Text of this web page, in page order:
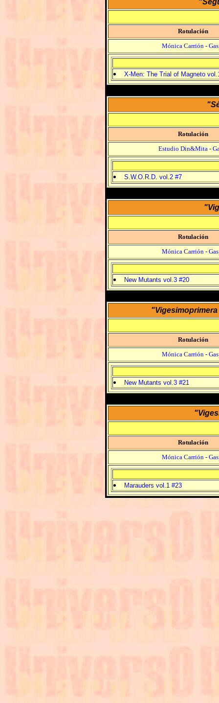
Rotulación
Mónica Carrión -
X-Men: The Trial of Magneto
Rotulación
Estudio Din&Mita-
S.W.O.R.D. vol.2 #7
Rotulación
Mónica Carrión -
New Mutants vol.3 #20
Rotulación
Mónica Carrión -
New Mutants vol.3 #21
Rotulación
Mónica Carrión -
Marauders vol.1 #23